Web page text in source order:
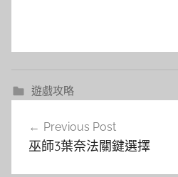
遊戲攻略
Previous Post
巫師3葉奈法關鍵選擇